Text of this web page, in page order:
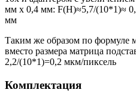
мм х 0,4 мм: F(Н)≈5,7/(10*1)≈
мм
Таким же образом по формуле
вместо размера матрица
2,2/(10*1)=0,2 мкм/пиксель
Комплектация